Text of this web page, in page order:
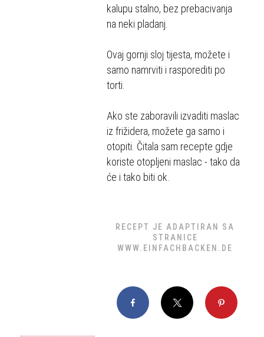
kalupu stalno, bez prebacivanja
na neki pladanj.
Ovaj gornji sloj tijesta, možete i
samo namrviti i rasporediti po
torti.
Ako ste zaboravili izvaditi maslac
iz frižidera, možete ga samo i
otopiti. Čitala sam recepte gdje
koriste otopljeni maslac - tako da
će i tako biti ok.
RECEPT JE ADAPTIRAN SA
STRANICE
WWW.EINFACHBACKEN.DE
Facebook X Pinterest